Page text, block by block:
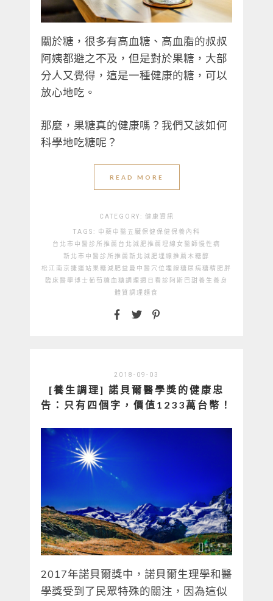
關於糖，很多有高血糖、高血脂的叔叔
阿姨都避之不及，但是對於果糖，大部
分人又覺得，這是一種健康的糖，可以
放心地吃。
那麼，果糖真的健康嗎？我們又該如何
科學地吃糖呢？
READ MORE
CATEGORY: 健康資訊
TAGS: 中藥 中醫 五臟保健保健保養 內科
台北市中醫診所推薦 台北減肥推薦 埋線 女醫師 慢性病
新北市中醫診所推薦 新北減肥埋線推薦 木糖醇
松江南京捷運站 果糖 減肥 益曼中醫 穴位埋線 糖尿病糖精 肥胖
臨床醫學博士 葡萄糖 血糖調理 週日看診 阿斯巴甜 養生 養身
體質調理 麵食
2018-09-03
[養生調理] 諾貝爾醫學獎的健康忠
告：只有四個字，價值1233萬台幣！
2017年諾貝爾獎中，諾貝爾生理學和醫
學獎受到了民眾特殊的關注，因為這似